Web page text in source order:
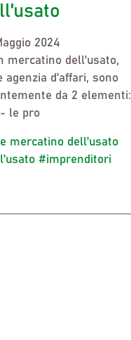
2024
mercatino dell'usato,
agenzia d'affari, sono
da 2 elementi:
- le pro
mercatino dell'usato
#imprenditori